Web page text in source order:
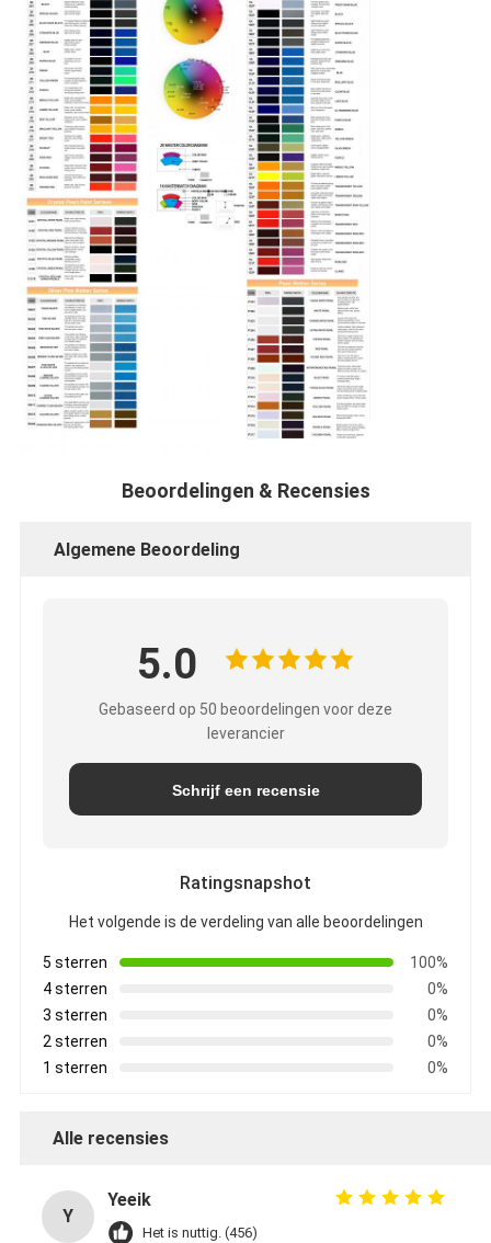
Beoordelingen & Recensies
Algemene Beoordeling
5.0
Gebaseerd op 50 beoordelingen voor deze
leverancier
Schrijf een recensie
Ratingsnapshot
Het volgende is de verdeling van alle beoordelingen
5 sterren
100%
4 sterren
0%
3 sterren
0%
2 sterren
0%
1 sterren
0%
Alle recensies
Y
Yeeik
Het is nuttig. (456)